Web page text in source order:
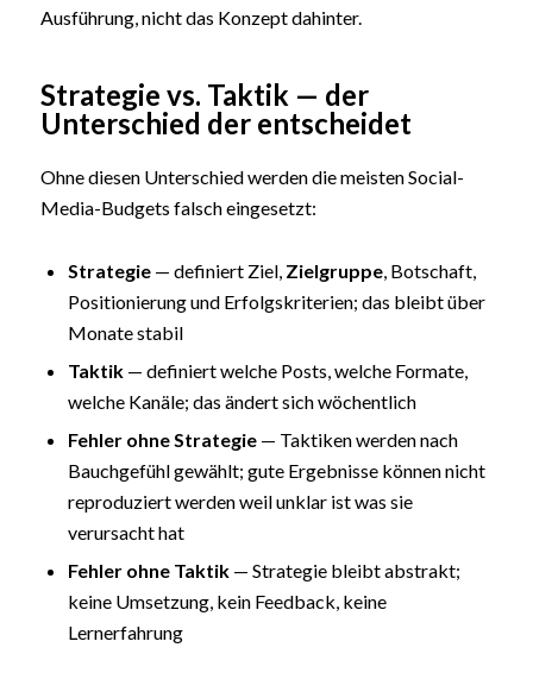
Ausführung, nicht das Konzept dahinter.
Strategie vs. Taktik — der
Unterschied der entscheidet
Ohne diesen Unterschied werden die meisten Social-
Media-Budgets falsch eingesetzt:
Strategie— definiert Ziel, Zielgruppe, Botschaft,
Positionierung und Erfolgskriterien; das bleibt über
Monate stabil
Taktik— definiert welche Posts, welche Formate,
welche Kanäle; das ändert sich wöchentlich
Fehler ohne Strategie— Taktiken werden nach
Bauchgefühl gewählt; gute Ergebnisse können nicht
reproduziert werden weil unklar ist was sie
verursacht hat
Fehler ohne Taktik— Strategie bleibt abstrakt;
keine Umsetzung, kein Feedback, keine
Lernerfahrung